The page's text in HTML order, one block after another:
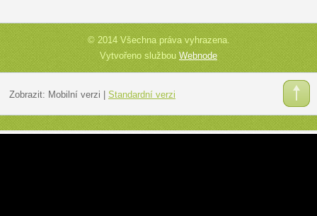
© 2014 Všechna práva vyhrazena.
Vytvořeno službouWebnode
Zobrazit: Mobilní verzi Standardní verzi